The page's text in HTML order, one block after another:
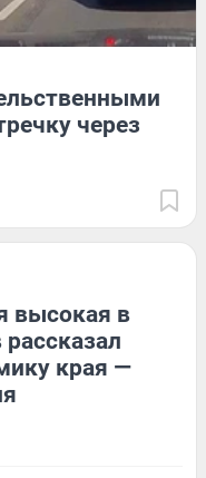
через
высокая в
края —